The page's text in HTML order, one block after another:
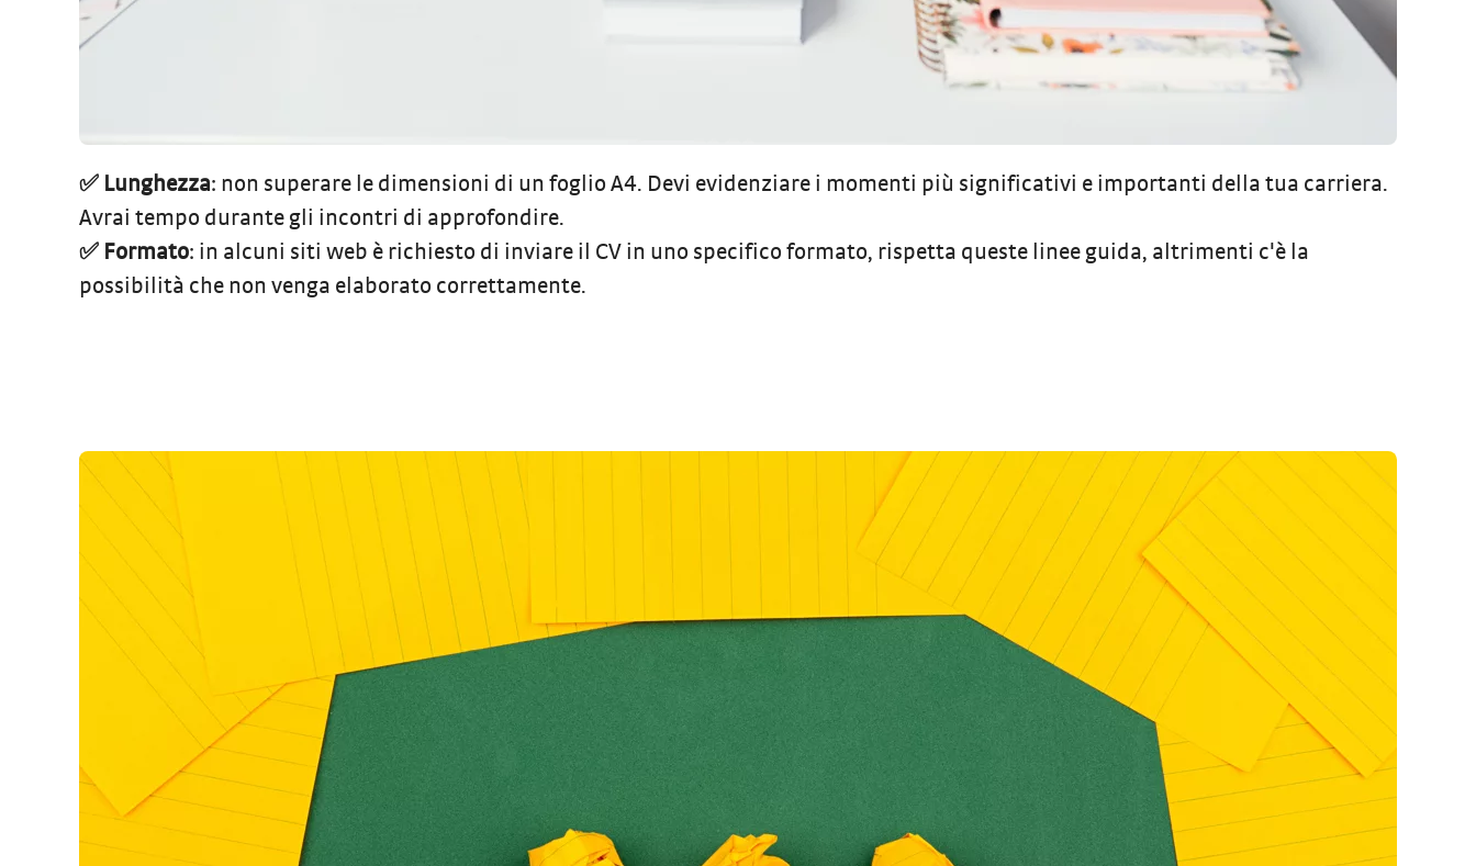
✅ Lunghezza: non superare le dimensioni di un foglio A4. Devi evidenziare i momenti più significativi e importanti della tua carriera.
Avrai tempo durante gli incontri di approfondire.
✅ Formato: in alcuni siti web è richiesto di inviare il CV in uno specifico formato, rispetta queste linee guida, altrimenti c'è la
possibilità che non venga elaborato correttamente.